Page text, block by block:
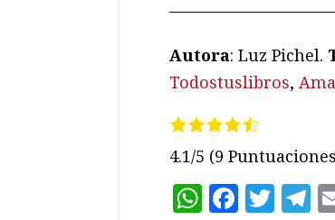
Autora: Luz Pichel.
Todostuslibros,
4.1/5 (9